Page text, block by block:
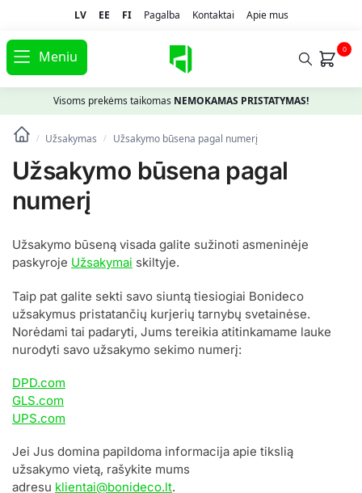
LV EE FI Pagalba Kontaktai Apie mus
Meniu 0
Visoms prekėms taikomas NEMOKAMAS PRISTATYMAS!
/ Užsakymas / Užsakymo būsena pagal numerį
Užsakymo būsena pagal
numerį
Užsakymo būseną visada galite sužinoti asmeninėje
paskyroje Užsakymai skiltyje.
Taip pat galite sekti savo siuntą tiesiogiai Bonideco
užsakymus pristatančių kurjerių tarnybų svetainėse.
Norėdami tai padaryti, Jums tereikia atitinkamame lauke
nurodyti savo užsakymo sekimo numerį:
DPD.com
GLS.com
UPS.com
Jei Jus domina papildoma informacija apie tikslią
užsakymo vietą, rašykite mums
adresu klientai@bonideco.lt.